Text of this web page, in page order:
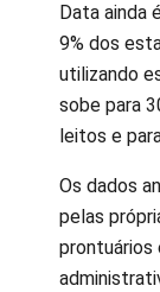
Data ainda
9% dos
utilizando
sobe para
leitos e
Os dados
pelas